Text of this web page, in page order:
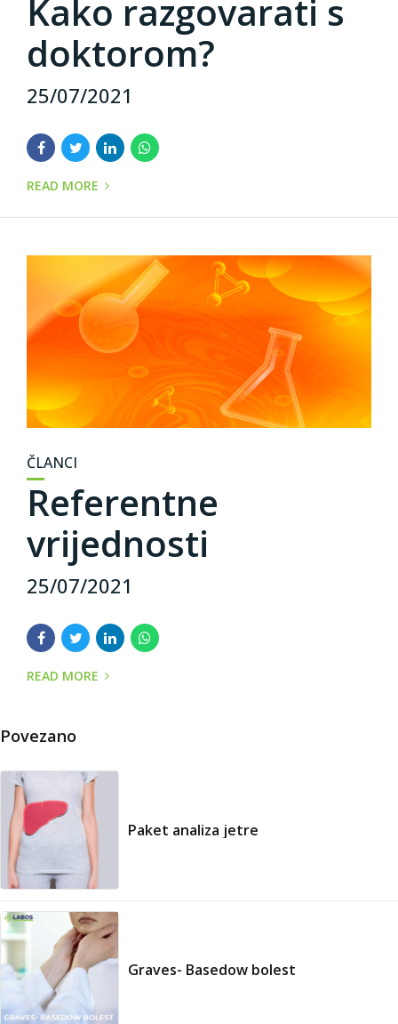
Kako razgovarati s
doktorom?
25/07/2021
READ MORE
ČLANCI
Referentne
vrijednosti
25/07/2021
READ MORE
Povezano
Paket analiza jetre
Graves- Basedow bolest